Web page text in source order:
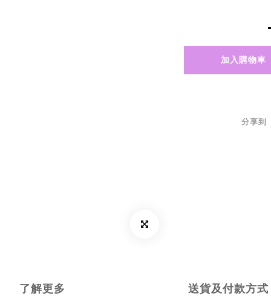
加入購物車
分享到
了解更多 送貨及付款方式